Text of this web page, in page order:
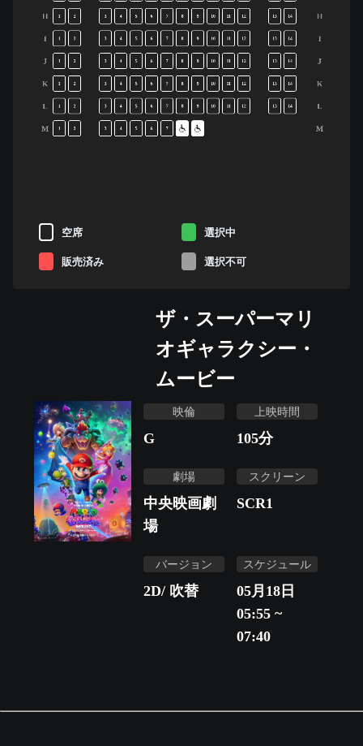
H
I
J
K
L
M
H
I
J
K
L
M
1 2 3 4 5 6 7 8 9 10 11 12 13 14
1 2 3 4 5 6 7 8 9 10 11 12 13 14
1 2 3 4 5 6 7 8 9 10 11 12 13 14
1 2 3 4 5 6 7 8 9 10 11 12 13 14
1 2 3 4 5 6 7 8 9 10 11 12 13 14
2 3 4 5 6 7
空席 選択中
販売済み 選択不可
ザ・スーパーマリ
オギャラクシー・
ムービー
映倫
G
上映時間
105分
劇場
中央映画劇
場
スクリーン
SCR1
バージョン
2D/ 吹替
スケジュール
05月18日
05:55 ~
07:40